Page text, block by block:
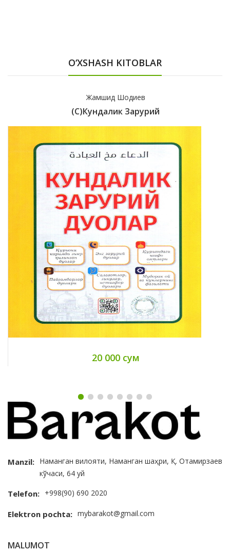
O‘XSHASH KITOBLAR
Жамшид Шодиев
(с)Кундалик Зарурий
20 000 сум
Manzil: Наманган вилояти, Наманган шаҳри, Қ. Отамирзаев
кўчаси, 64 уй
Telefon: +998(90) 690 2020
Elektron pochta: mybarakot@gmail.com
MALUMOT